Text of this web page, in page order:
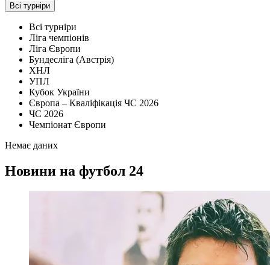
Всі турніри
Всі турніри
Ліга чемпіонів
Ліга Європи
Бундесліга (Австрія)
ХНЛ
УПЛ
Кубок України
Європа – Кваліфікація ЧС 2026
ЧС 2026
Чемпіонат Європи
Немає даних
Новини на футбол 24